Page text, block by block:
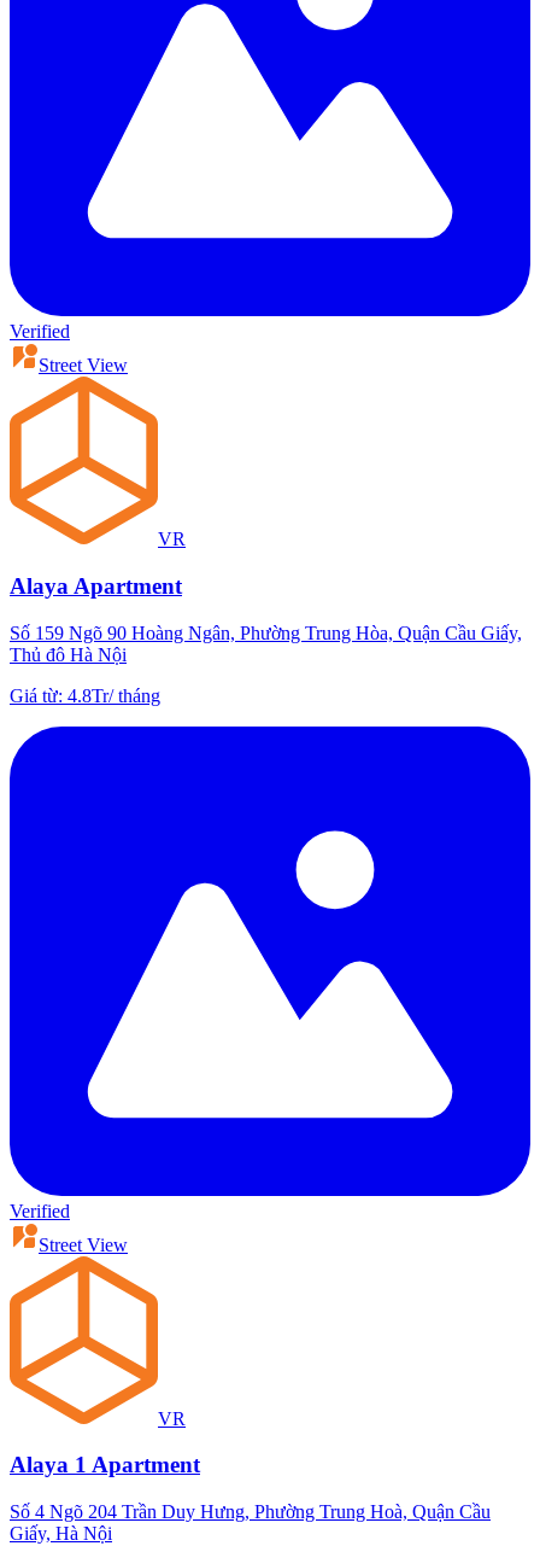
Verified
Street View
VR
Alaya Apartment
Số 159 Ngõ 90 Hoàng Ngân, Phường Trung Hòa, Quận Cầu Giấy,
Thủ đô Hà Nội
Giá từ: 4.8Tr/tháng
Verified
Street View
VR
Alaya 1 Apartment
Số 4 Ngõ 204 Trần Duy Hưng, Phường Trung Hoà, Quận Cầu
Giấy, Hà Nội